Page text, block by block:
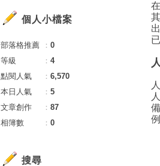
個人小檔案
部落格推薦 ： 0
等級
： 4
點閱人氣
： 6,570
本日人氣
： 5
文章創作
： 87
相簿數
： 0
搜尋